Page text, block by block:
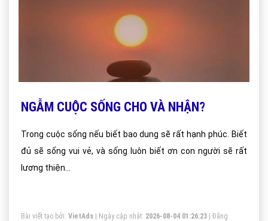
NGẪM CUỘC SỐNG CHO VÀ NHẬN?
Trong cuộc sống nếu biết bao dung sẽ rất hạnh phúc. Biết
đủ sẽ sống vui vẻ, và sống luôn biết ơn con người sẽ rất
lương thiện...
Bài viết tạo bởi: VietAds | Ngày cập nhật: 2026-08-04 01:26:23
Đăng